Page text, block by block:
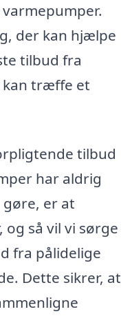
der kan hjælpe
tilbud fra
kan træffe et
tilbud
har aldrig
er at
så vil vi sørge
fra pålidelige
Dette sikrer, at